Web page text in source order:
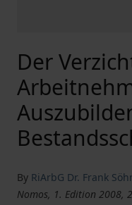
Der
By RiArbG Dr. Frank
Nomos, 1. Edition 2008,